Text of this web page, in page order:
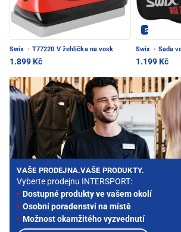
Swix · T77220 V žehlička na vosk
1.899 Kč
SWIX - PEC
Swix · Sada
1.199 Kč
VAŠE PRODEJNA.VAŠE PRODUKTY.
Vyberte prodejnu INTERSPORT:
Dostupné produkty ve vašem okolí
Osobní poradenství na místě
Možnost okamžitého vyzvednutí